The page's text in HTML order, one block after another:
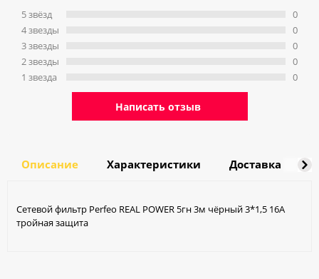
5 звёзд
4 звeзды
3 звeзды
2 звeзды
1 звeзда
0
0
0
0
0
Написать отзыв
Описание Характеристики Доставка
Сетевой фильтр Perfeo REAL POWER 5гн 3м чёрный 3*1,5 16А
тройная защита